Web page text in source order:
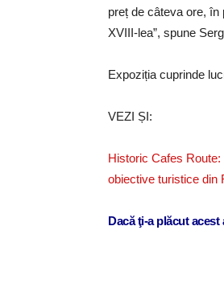
preț de câteva ore, în
XVIII-lea”, spune
Expoziția cuprinde
VEZI ȘI:
Historic Cafes
obiective turistice din
Dacă ţi-a plăcut